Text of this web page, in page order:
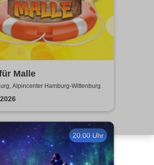
Malle
Alpincenter Hamburg-Wittenburg
20:00 Uhr